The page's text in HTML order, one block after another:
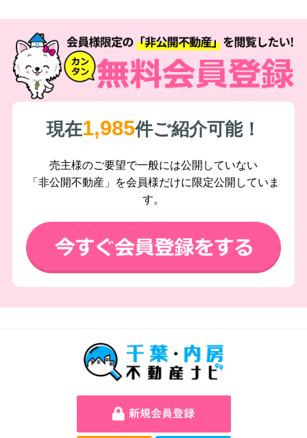
現在1,985件ご紹介可能！
売主様のご要望で一般には公開していない
「非公開不動産」を会員様だけに限定公開していま
す。